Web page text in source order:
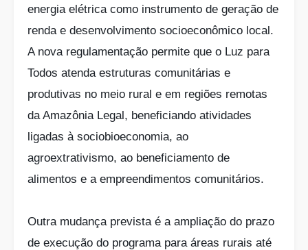
energia elétrica como instrumento de geração de
renda e desenvolvimento socioeconômico local.
A nova regulamentação permite que o Luz para
Todos atenda estruturas comunitárias e
produtivas no meio rural e em regiões remotas
da Amazônia Legal, beneficiando atividades
ligadas à sociobioeconomia, ao
agroextrativismo, ao beneficiamento de
alimentos e a empreendimentos comunitários.
Outra mudança prevista é a ampliação do prazo
de execução do programa para áreas rurais até